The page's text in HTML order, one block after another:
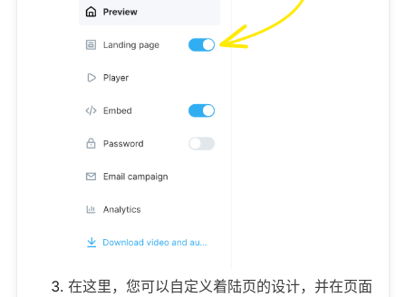
在这里，您可以自定义着陆页的设计，并在页面